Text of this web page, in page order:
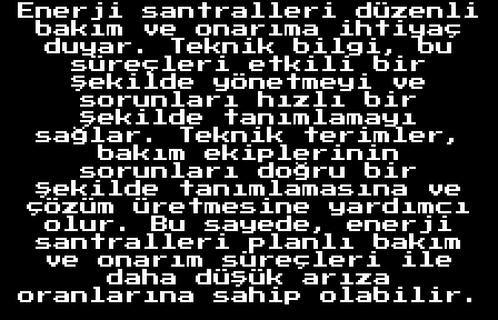
Enerji santralleri düzenli
bakım ve onarıma ihtiyaç
duyar. Teknik bilgi, bu
süreçleri etkili bir
şekilde yönetmeyi ve
sorunları hızlı bir
şekilde tanımlamayı
sağlar. Teknik terimler,
bakım ekiplerinin
sorunları doğru bir
şekilde tanımlamasına ve
çözüm üretmesine yardımcı
olur. Bu sayede, enerji
santralleri planlı bakım
ve onarım süreçleri ile
daha düşük arıza
oranlarına sahip olabilir.